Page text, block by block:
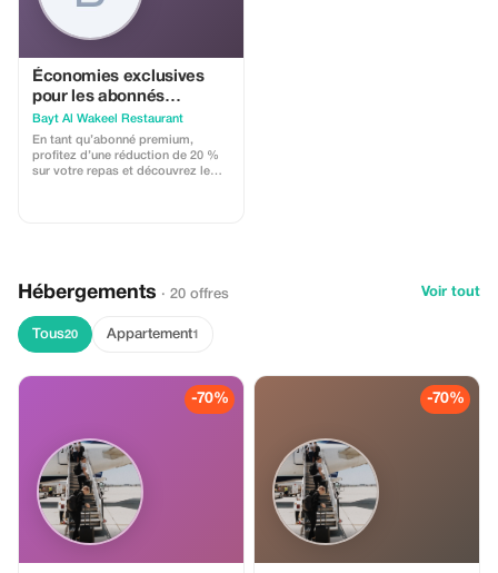
Économies exclusives
pour les abonnés
premium
Bayt Al Wakeel Restaurant
En tant qu’abonné premium,
profitez d’une réduction de 20 %
sur votre repas et découvrez le
Hébergements · 20 offres Voir tout
Tous20 Appartement1
-70% -70%